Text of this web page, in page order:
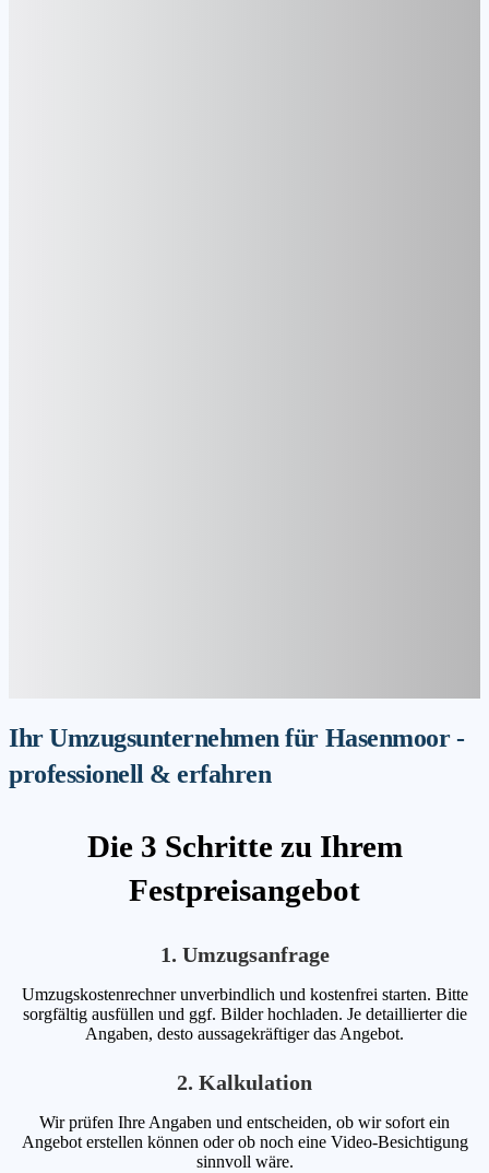
Ihr Umzugsunternehmen für Hasenmoor -
professionell & erfahren
Die 3 Schritte zu Ihrem
Festpreisangebot
1. Umzugsanfrage
Umzugskostenrechner unverbindlich und kostenfrei starten. Bitte
sorgfältig ausfüllen und ggf. Bilder hochladen. Je detaillierter die
Angaben, desto aussagekräftiger das Angebot.
2. Kalkulation
Wir prüfen Ihre Angaben und entscheiden, ob wir sofort ein
Angebot erstellen können oder ob noch eine Video-Besichtigung
sinnvoll wäre.